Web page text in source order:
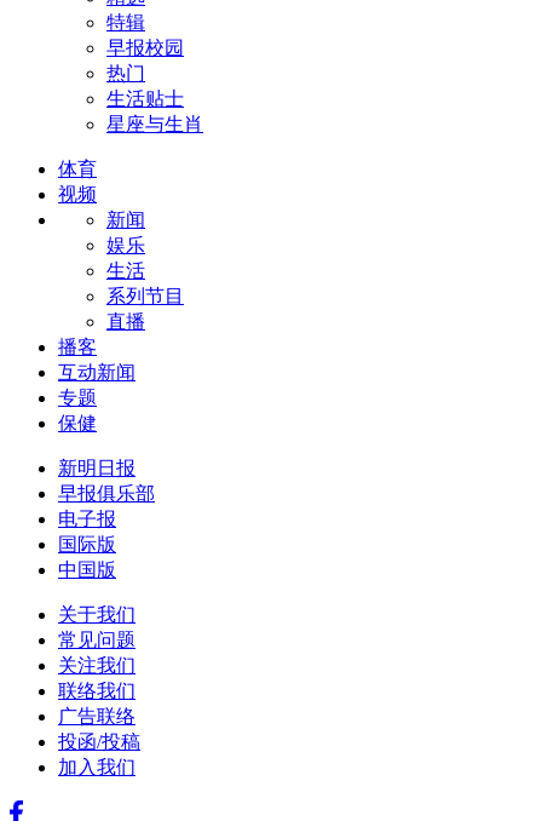
特辑
早报校园
热门
生活贴士
星座与生肖
体育
视频
新闻
娱乐
生活
系列节目
直播
播客
互动新闻
专题
保健
新明日报
早报俱乐部
电子报
国际版
中国版
关于我们
常见问题
关注我们
联络我们
广告联络
投函/投稿
加入我们